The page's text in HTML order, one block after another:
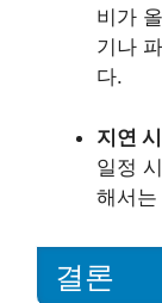
비가
기나
다.
지연
일정
해서
결론